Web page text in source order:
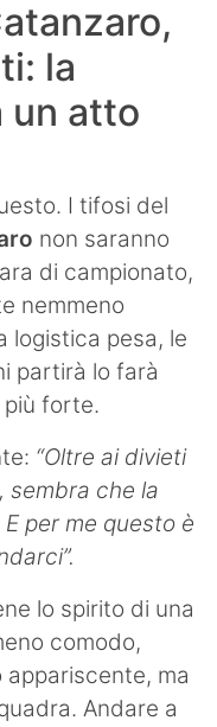
la
un atto
I tifosi del
non saranno
di campionato,
nemmeno
logistica pesa, le
partirà lo farà
forte.
“Oltre ai divieti
sembra che la
per me questo è
lo spirito di una
comodo,
appariscente, ma
Andare a